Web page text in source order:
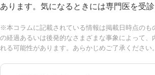
あります。気になるときには専門医を受診
※本コラムに記載されている情報は掲載日時点のも
の経過あるいは後発的なさまざまな事象によって、
れる可能性があります。あらかじめご了承ください。